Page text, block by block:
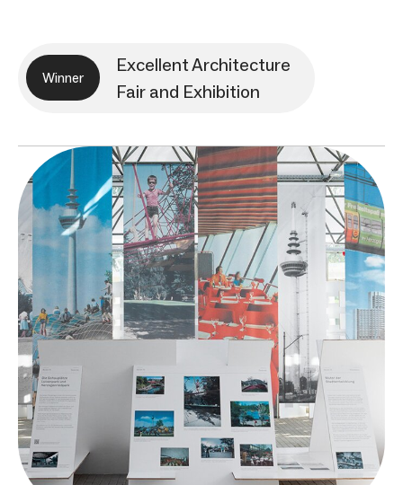
Winner
Excellent Architecture
Fair and Exhibition